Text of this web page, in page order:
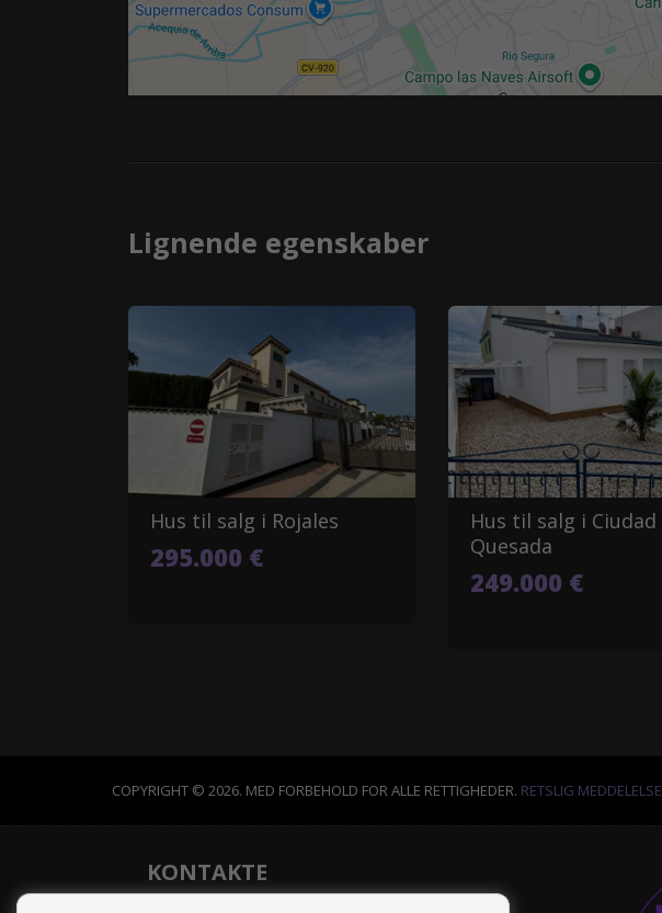
Lignende egenskaber
Hus til salg i Rojales
295.000 €
Hus til salg i Ciudad
Quesada
249.000 €
COPYRIGHT © 2026. MED FORBEHOLD FOR ALLE RETTIGHEDER. RETSLIG MEDDELELSE
KONTAKTE